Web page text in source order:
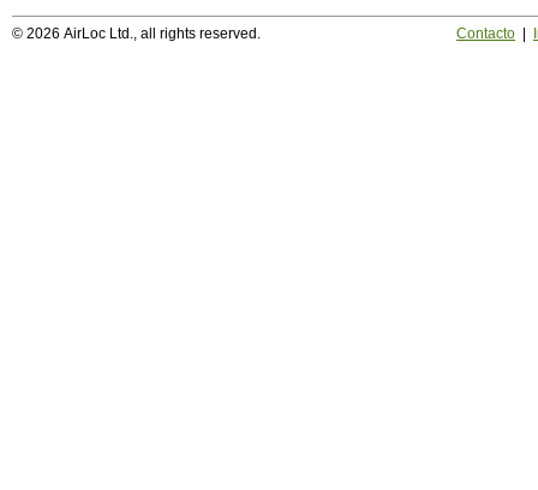
© 2026 AirLoc Ltd., all rights reserved. Contacto